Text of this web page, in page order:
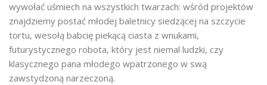
wywołać uśmiech na wszystkich twarzach: wśród projektów
znajdziemy postać młodej baletnicy siedzącej na szczycie
tortu, wesołą babcię piekącą ciasta z wnukami,
futurystycznego robota, który jest niemal ludzki, czy
klasycznego pana młodego wpatrzonego w swą
zawstydzoną narzeczoną.